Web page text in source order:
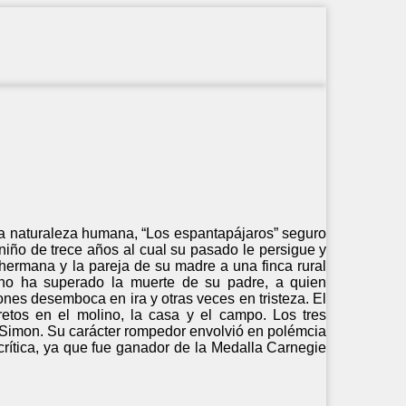
humana, “Los espantapájaros” seguro
de trece años al cual su pasado le persigue y
y la pareja de su madre a una finca rural
ha superado la muerte de su padre, a quien
desemboca en ira y otras veces en tristeza. El
en el molino, la casa y el campo. Los tres
Su carácter rompedor envolvió en polémcia
ya que fue ganador de la Medalla Carnegie